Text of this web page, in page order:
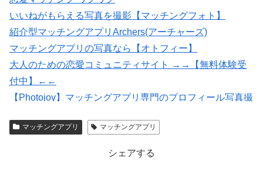
いいねがもらえる写真を撮影【マッチングフォト】
紹介型マッチングアプリArchers(アーチャーズ)
マッチングアプリの写真なら【オトフィー】
大人のための恋愛コミュニティサイト →→【無料体験受
付中】←←
【Photojoy】マッチングアプリ専門のプロフィール写真撮
会員数は国内最大級の180万人を突破！【paters】
マッチングアプリ マッチングアプリ
シェアする